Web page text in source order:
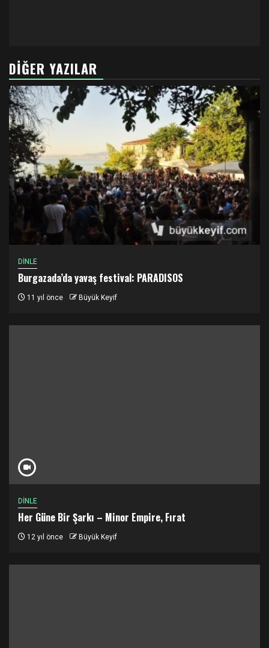
DIĞER YAZILAR
DİNLE
Burgazada’da yavaş festival: PARADISOS
11 yıl önce Büyük Keyif
DİNLE
Her Güne Bir Şarkı – Minor Empire, Fırat
12 yıl önce Büyük Keyif